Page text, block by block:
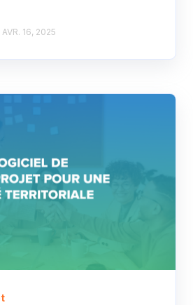
AVR. 16, 2025